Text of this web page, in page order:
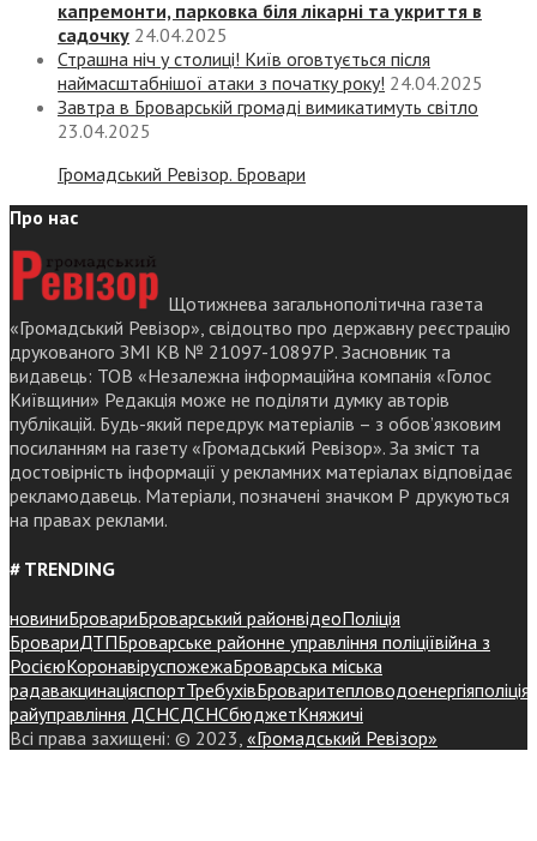
капремонти, парковка біля лікарні та укриття в
садочку 24.04.2025
Страшна ніч у столиці! Київ оговтується після
наймасштабнішої атаки з початку року! 24.04.2025
Завтра в Броварській громаді вимикатимуть світло
23.04.2025
Громадський Ревізор. Бровари
Про нас
Щотижнева загальнополітична газета
«Громадський Ревізор», свідоцтво про державну реєстрацію
друкованого ЗМІ КВ № 21097-10897Р. Засновник та
видавець: ТОВ «Незалежна інформаційна компанія «Голос
Київщини» Редакція може не поділяти думку авторів
публікацій. Будь-який передрук матеріалів – з обов’язковим
посиланням на газету «Громадський Ревізор». За зміст та
достовірність інформації у рекламних матеріалах відповідає
рекламодавець. Матеріали, позначені значком Р друкуються
на правах реклами.
# TRENDING
новиниБровариБроварський районвідеоПоліція
БровариДТПБроварське районне управління поліціївійна з
РосієюКоронавіруспожежаБроварська міська
радавакцинаціяспортТребухівБроваритепловодоенергіяполіція
райуправління ДСНСДСНСбюджетКняжичі
Всі права захищені: © 2023, «Громадський Ревізор»